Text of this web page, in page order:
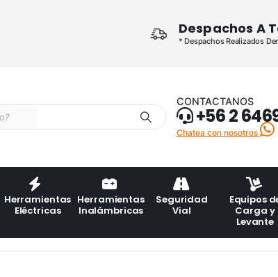
Despachos A
* Despachos Realizados
CONTACTANOS
+56 2
Chatea con nosotros
Herramientas
Eléctricas
Herramientas
Inalámbricas
Seguridad
Vial
Equipos
Carga y
Levante